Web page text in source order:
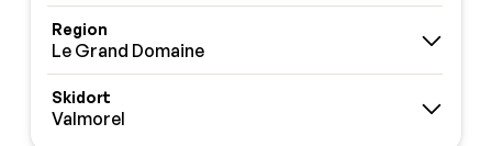
Region
Le Grand Domaine
Skidort
Valmorel